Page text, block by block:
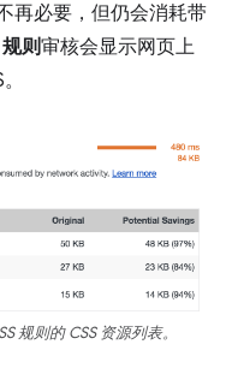
再必要，但仍会消耗带
则审核会显示网页上
规则的 CSS 资源列表。